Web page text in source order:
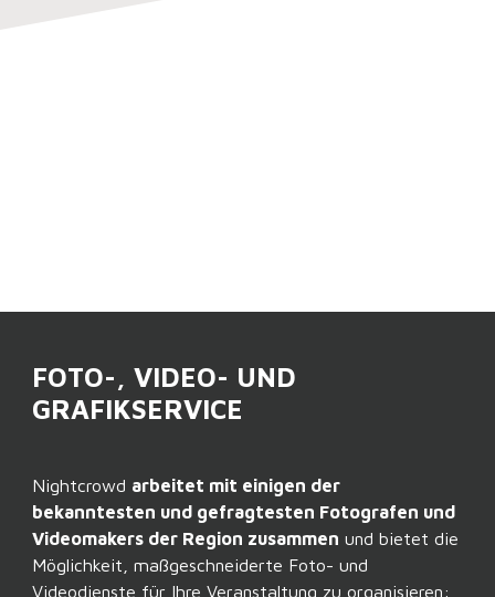
FOTO-, VIDEO- UND
GRAFIKSERVICE
Nightcrowd arbeitet mit einigen der
bekanntesten und gefragtesten Fotografen und
Videomakers der Region zusammen und bietet die
Möglichkeit, maßgeschneiderte Foto- und
Videodienste für Ihre Veranstaltung zu organisieren: